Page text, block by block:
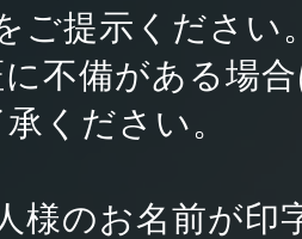
ご提示ください
不備がある場
ください。
様のお名前が印